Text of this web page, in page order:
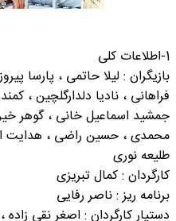
1-اطلاعات کلی
بازیگران : لیلا حاتمی ، پارسا
فراهانی ، نادیا دلدارگلچین ،
جمشید اسماعیل خانی ، گوهر
محمدی ، حسین راضی ، هدایت
طلیعه نوری
کارگردان : کمال تبریزی
برنامه ریز : ناصر رفایی